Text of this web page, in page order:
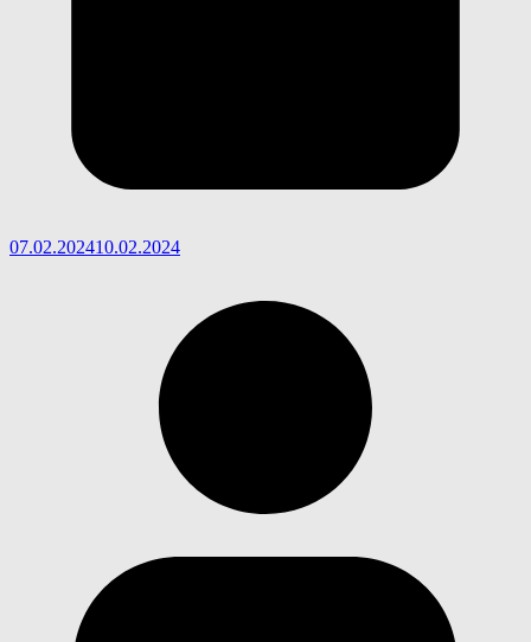
07.02.202410.02.2024